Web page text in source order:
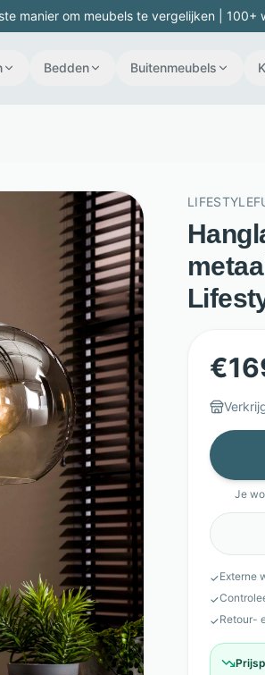
manier om meubels te vergelijken | 100+
Bedden Buitenmeubels
€
Je
✓Externe
✓
✓Retour-